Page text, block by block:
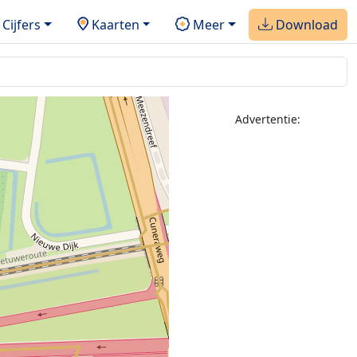
Cijfers Kaarten Meer Download
Advertentie: